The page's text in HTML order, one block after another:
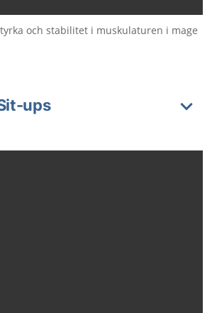
och stabilitet i muskulaturen i mage
ups